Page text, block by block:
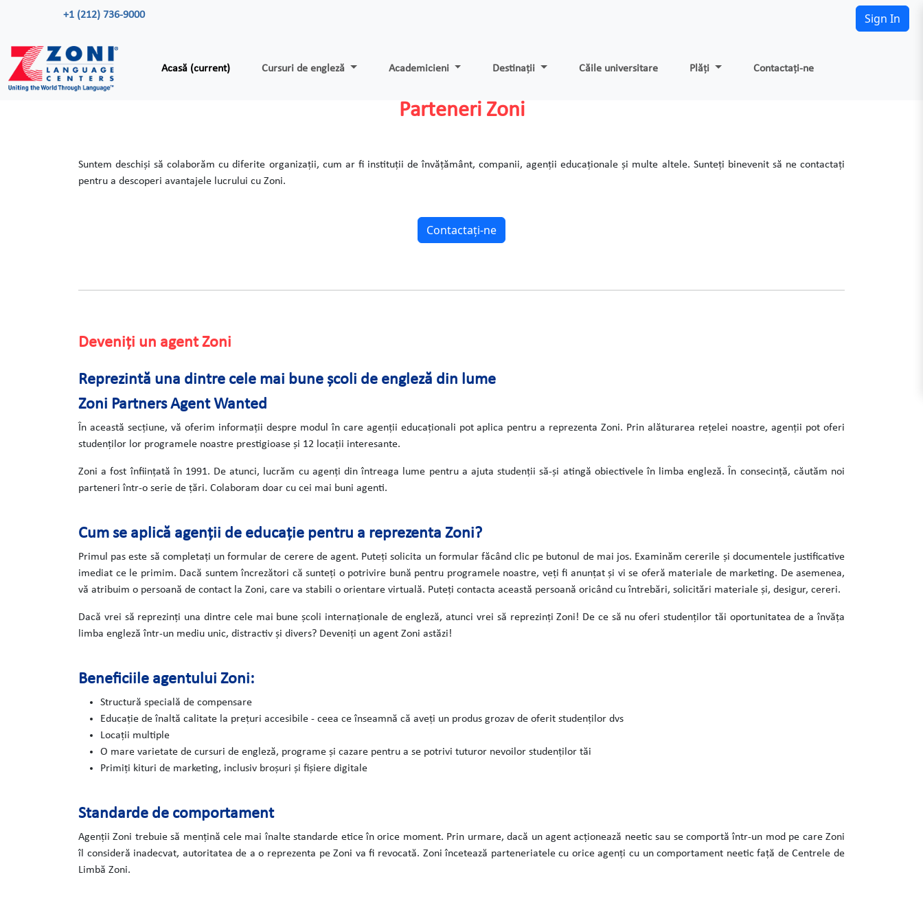
+1 (212) 736-9000 Sign In
Acasă (current) Cursuri de engleză Academicieni Destinații Căile universitare Plăți Contactaţi-ne
Parteneri Zoni
Suntem deschiși să colaborăm cu diferite organizații, cum ar fi instituții de învățământ, companii, agenții educaționale și multe altele. Sunteți binevenit să ne contactați
pentru a descoperi avantajele lucrului cu Zoni.
Contactaţi-ne
Deveniți un agent Zoni
Reprezintă una dintre cele mai bune școli de engleză din lume
Zoni Partners Agent Wanted
În această secțiune, vă oferim informații despre modul în care agenții educaționali pot aplica pentru a reprezenta Zoni. Prin alăturarea rețelei noastre, agenții pot oferi
studenților lor programele noastre prestigioase și 12 locații interesante.
Zoni a fost înființată în 1991. De atunci, lucrăm cu agenți din întreaga lume pentru a ajuta studenții să-și atingă obiectivele în limba engleză. În consecință, căutăm noi
parteneri într-o serie de țări. Colaboram doar cu cei mai buni agenti.
Cum se aplică agenții de educație pentru a reprezenta Zoni?
Primul pas este să completați un formular de cerere de agent. Puteți solicita un formular făcând clic pe butonul de mai jos. Examinăm cererile și documentele justificative
imediat ce le primim. Dacă suntem încrezători că sunteți o potrivire bună pentru programele noastre, veți fi anunțat și vi se oferă materiale de marketing. De asemenea,
vă atribuim o persoană de contact la Zoni, care va stabili o orientare virtuală. Puteți contacta această persoană oricând cu întrebări, solicitări materiale și, desigur, cereri.
Dacă vrei să reprezinți una dintre cele mai bune școli internaționale de engleză, atunci vrei să reprezinți Zoni! De ce să nu oferi studenților tăi oportunitatea de a învăța
limba engleză într-un mediu unic, distractiv și divers? Deveniți un agent Zoni astăzi!
Beneficiile agentului Zoni:
Structură specială de compensare
Educație de înaltă calitate la prețuri accesibile - ceea ce înseamnă că aveți un produs grozav de oferit studenților dvs
Locații multiple
O mare varietate de cursuri de engleză, programe și cazare pentru a se potrivi tuturor nevoilor studenților tăi
Primiți kituri de marketing, inclusiv broșuri și fișiere digitale
Standarde de comportament
Agenții Zoni trebuie să mențină cele mai înalte standarde etice în orice moment. Prin urmare, dacă un agent acționează neetic sau se comportă într-un mod pe care Zoni
îl consideră inadecvat, autoritatea de a o reprezenta pe Zoni va fi revocată. Zoni încetează parteneriatele cu orice agenți cu un comportament neetic față de Centrele de
Limbă Zoni.